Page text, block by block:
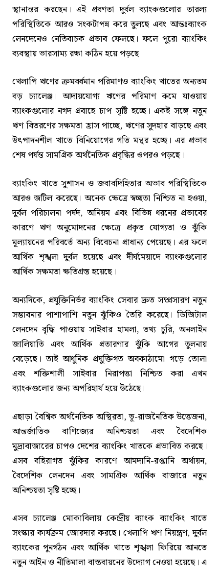
স্থানান্তর করছেন। এই প্রবণতা দুর্বল ব্যাংকগুলোর তারল্য
পরিস্থিতিকে আরও সংকটাপন্ন করে তুলছে এবং আন্তঃব্যাংক
লেনদেনেও নেতিবাচক প্রভাব ফেলছে। ফলে পুরো ব্যাংকিং
ব্যবস্থায় ভারসাম্য রক্ষা কঠিন হয়ে পড়ছে।
খেলাপি ঋণের ক্রমবর্ধমান পরিমাণও ব্যাংকিং খাতের অন্যতম
বড় চ্যালেঞ্জ। আদায়যোগ্য ঋণের পরিমাণ কমে যাওয়ায়
ব্যাংকগুলোর নগদ প্রবাহে চাপ সৃষ্টি হচ্ছে। একই সঙ্গে নতুন
ঋণ বিতরণের সক্ষমতা হ্রাস পাচ্ছে, ঋণের সুদহার বাড়ছে এবং
উৎপাদনশীল খাতে বিনিয়োগের গতি মন্থর হচ্ছে। এর প্রভাব
শেষ পর্যন্ত সামগ্রিক অর্থনৈতিক প্রবৃদ্ধির ওপরও পড়ছে।
ব্যাংকিং খাতে সুশাসন ও জবাবদিহিতার অভাব পরিস্থিতিকে
আরও জটিল করেছে। অনেক ক্ষেত্রে স্বচ্ছতা নিশ্চিত না হওয়া,
দুর্বল পরিচালনা পর্ষদ, অনিয়ম এবং বিভিন্ন ধরনের প্রভাবের
কারণে ঋণ অনুমোদনের ক্ষেত্রে প্রকৃত যোগ্যতা ও ঝুঁকি
মূল্যায়নের পরিবর্তে অন্য বিবেচনা প্রাধান্য পেয়েছে। এর ফলে
আর্থিক শৃঙ্খলা দুর্বল হয়েছে এবং দীর্ঘমেয়াদে ব্যাংকগুলোর
আর্থিক সক্ষমতা ক্ষতিগ্রস্ত হয়েছে।
অন্যদিকে, প্রযুক্তিনির্ভর ব্যাংকিং সেবার দ্রুত সম্প্রসারণ নতুন
সম্ভাবনার পাশাপাশি নতুন ঝুঁকিও তৈরি করেছে। ডিজিটাল
লেনদেন বৃদ্ধি পাওয়ায় সাইবার হামলা, তথ্য চুরি, অনলাইন
জালিয়াতি এবং আর্থিক প্রতারণার ঝুঁকি আগের তুলনায়
বেড়েছে। তাই আধুনিক প্রযুক্তিগত অবকাঠামো গড়ে তোলা
এবং শক্তিশালী সাইবার নিরাপত্তা নিশ্চিত করা এখন
ব্যাংকগুলোর জন্য অপরিহার্য হয়ে উঠেছে।
এছাড়া বৈশ্বিক অর্থনৈতিক অস্থিরতা, ভূ-রাজনৈতিক উত্তেজনা,
আন্তর্জাতিক বাণিজ্যের অনিশ্চয়তা এবং বৈদেশিক
মুদ্রাবাজারের চাপও দেশের ব্যাংকিং খাতকে প্রভাবিত করছে।
এসব বহিরাগত ঝুঁকির কারণে আমদানি-রপ্তানি অর্থায়ন,
বৈদেশিক লেনদেন এবং সামগ্রিক আর্থিক বাজারে নতুন
অনিশ্চয়তা সৃষ্টি হচ্ছে।
এসব চ্যালেঞ্জ মোকাবিলায় কেন্দ্রীয় ব্যাংক ব্যাংকিং খাতে
সংস্কার কার্যক্রম জোরদার করছে। খেলাপি ঋণ নিয়ন্ত্রণ, দুর্বল
ব্যাংকের পুনর্গঠন এবং আর্থিক খাতে শৃঙ্খলা ফিরিয়ে আনতে
নতুন আইন ও নীতিমালা বাস্তবায়নের উদ্যোগ নেওয়া হয়েছে। এ